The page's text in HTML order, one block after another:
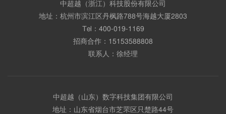
中超越（浙江）科技股份有限公司
地址：杭州市滨江区丹枫路788号海越大厦2803
Tel： 400-019-1169
招商合作： 15153588808
联系人：徐经理
中超越（山东）数字科技集团有限公司
地址：山东省烟台市芝罘区只楚路44号